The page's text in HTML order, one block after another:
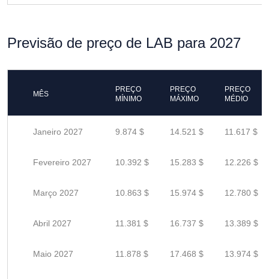
Previsão de preço de LAB para 2027
MÊS
PREÇO
MÍNIMO
PREÇO
MÁXIMO
PREÇO
MÉDIO
Janeiro 2027 9.874 $ 14.521 $ 11.617 $
Fevereiro 2027 10.392 $ 15.283 $ 12.226 $
Março 2027 10.863 $ 15.974 $ 12.780 $
Abril 2027 11.381 $ 16.737 $ 13.389 $
Maio 2027 11.878 $ 17.468 $ 13.974 $